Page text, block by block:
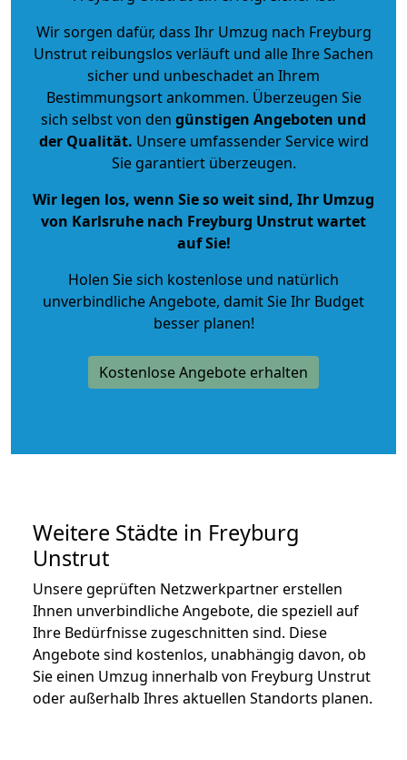
Wir sorgen dafür, dass Ihr Umzug nach Freyburg
Unstrut reibungslos verläuft und alle Ihre Sachen
sicher und unbeschadet an Ihrem
Bestimmungsort ankommen. Überzeugen Sie
sich selbst von den günstigen Angeboten und
der Qualität. Unsere umfassender Service wird
Sie garantiert überzeugen.
Wir legen los, wenn Sie so weit sind, Ihr Umzug
von Karlsruhe nach Freyburg Unstrut wartet
auf Sie!
Holen Sie sich kostenlose und natürlich
unverbindliche Angebote, damit Sie Ihr Budget
besser planen!
Kostenlose Angebote erhalten
Weitere Städte in Freyburg
Unstrut
Unsere geprüften Netzwerkpartner erstellen
Ihnen unverbindliche Angebote, die speziell auf
Ihre Bedürfnisse zugeschnitten sind. Diese
Angebote sind kostenlos, unabhängig davon, ob
Sie einen Umzug innerhalb von Freyburg Unstrut
oder außerhalb Ihres aktuellen Standorts planen.